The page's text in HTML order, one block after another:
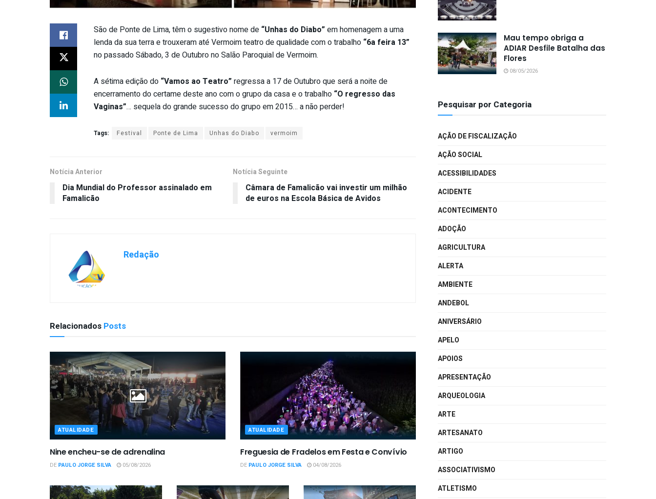
São de Ponte de Lima, têm o sugestivo nome de “Unhas do Diabo” em homenagem a uma
lenda da sua terra e trouxeram até Vermoim teatro de qualidade com o trabalho “6a feira 13”
no passado Sábado, 3 de Outubro no Salão Paroquial de Vermoim.
A sétima edição do “Vamos ao Teatro” regressa a 17 de Outubro que será a noite de
encerramento do certame deste ano com o grupo da casa e o trabalho “O regresso das
Vaginas”… sequela do grande sucesso do grupo em 2015… a não perder!
Tags: Festival Ponte de Lima Unhas do Diabo vermoim
Notícia Anterior
Dia Mundial do Professor assinalado em
Famalicão
Notícia Seguinte
Câmara de Famalicão vai investir um milhão
de euros na Escola Básica de Avidos
Redação
Relacionados Posts
ATUALIDADE
Nine encheu-se de adrenalina
DE PAULO JORGE SILVA 05/08/2026
ATUALIDADE
Freguesia de Fradelos em Festa e Convívio
DE PAULO JORGE SILVA 04/08/2026
Mau tempo obriga a
ADIAR Desfile Batalha das
Flores
08/05/2026
Pesquisar por Categoria
AÇÃO DE FISCALIZAÇÃO
AÇÃO SOCIAL
ACESSIBILIDADES
ACIDENTE
ACONTECIMENTO
ADOÇÃO
AGRICULTURA
ALERTA
AMBIENTE
ANDEBOL
ANIVERSÁRIO
APELO
APOIOS
APRESENTAÇÃO
ARQUEOLOGIA
ARTE
ARTESANATO
ARTIGO
ASSOCIATIVISMO
ATLETISMO